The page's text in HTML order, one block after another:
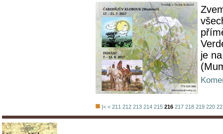
je
|< < 211 212 213 214 215 216 217 218 219 220